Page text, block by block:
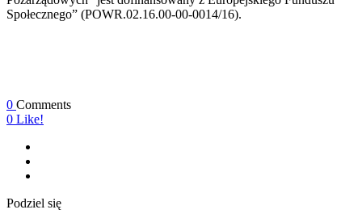
Społecznego” (POWR.02.16.00-00-0014/16).
0 Comments
0 Like!
Podziel się